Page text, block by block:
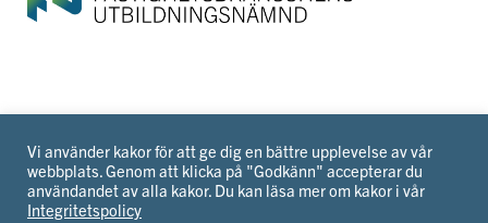
© 2026 Fastighetsbranschens Utbildningsnämnd
Vi använder kakor för att ge dig en bättre upplevelse av vår
webbplats. Genom att klicka på "Godkänn" accepterar du
användandet av alla kakor. Du kan läsa mer om kakor i vår
Integritetspolicy